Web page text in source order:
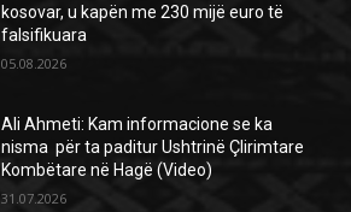
kosovar, u kapën me 230 mijë euro të
falsifikuara
05.08.2026
Ali Ahmeti: Kam informacione se ka
nisma për ta paditur Ushtrinë Çlirimtare
Kombëtare në Hagë (Video)
31.07.2026